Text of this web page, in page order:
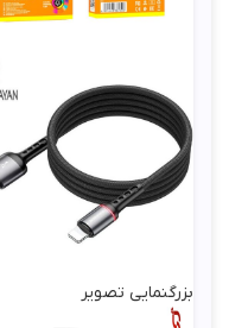
بزرگنمایی تصویر